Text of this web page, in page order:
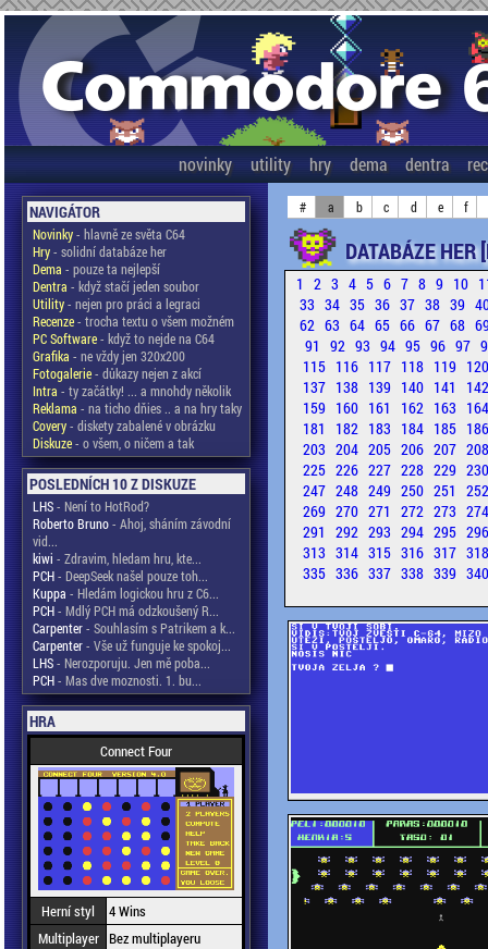
novinky utility hry dema dentra
NAVIGÁTOR
Novinky- hlavně ze světa C64
Hry- solidní databáze her
Dema - pouze ta nejlepší
Dentra - když stačí jeden soubor
Utility- nejen pro práci a legraci
Recenze- trocha textu o všem možném
PC Software- když to nejde na C64
Grafika - ne vždy jen 320x200
Fotogalerie- důkazy nejen z akcí
Intra - ty začátky! ... a mnohdy několik
Reklama - na ticho dňies .. a na hry taky
Covery- diskety zabalené v obrázku
Diskuze- o všem, o ničem a tak
POSLEDNÍCH 10 Z DISKUZE
LHS- Není to HotRod?
Roberto Bruno- Ahoj, sháním závodní
vid...
kiwi - Zdravim, hledam hru, kte...
PCH- DeepSeek našel pouze toh...
Kuppa - Hledám logickou hru z C6...
PCH- Mdlý PCH má odzkoušený R...
Carpenter- Souhlasím s Patrikem a k...
Carpenter- Vše už funguje ke spokoj...
LHS- Nerozporuju. Jen mě poba...
PCH- Mas dve moznosti. 1. bu...
HRA
Connect Four
Herní styl
4 Wins
Multiplayer Bez multiplayeru
# a b c d e f
DATABÁZE
1 2 3 4 5 6 7 8 9 10
33 34 35 36 37 38 39
62 63 64 65 66 67 68
91 92 93 94 95 96 97
115 116 117 118 119
137 138 139 140 141
159 160 161 162 163
181
182 183 184 185
203 204 205 206 207
225 226 227 228 229
247 248 249 250 251
269 270 271 272 273
291 292 293 294 295
313 314 315 316 317
335 336 337 338 339